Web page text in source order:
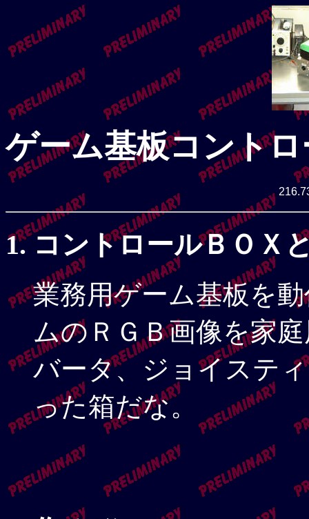
ゲーム基板コント
コントロールＢＯＸ
業務用ゲーム基板を
ムのＲＧＢ画像を家
バータ、ジョイステ
った箱だな。